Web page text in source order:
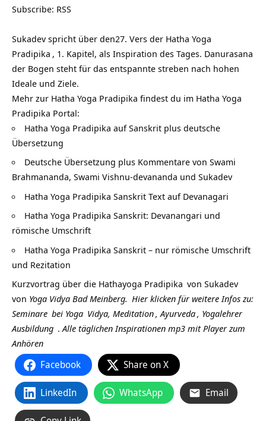
Subscribe: RSS
Sukadev spricht über den27. Vers der Hatha Yoga
Pradipika , 1. Kapitel, als Inspiration des Tages. Danurasana
der Bogen steht für das entspannte streben nach hohen
Ideale und Ziele.
Mehr zur Hatha Yoga Pradipika findest du im Hatha Yoga
Pradipika Portal:
Hatha Yoga Pradipika auf Sanskrit plus deutsche
Übersetzung
Deutsche Übersetzung plus Kommentare von Swami
Brahmananda, Swami Vishnu-devananda und Sukadev
Hatha Yoga Pradipika Sanskrit Text auf Devanagari
Hatha Yoga Pradipika Sanskrit: Devanangari und
römische Umschrift
Hatha Yoga Pradipika Sanskrit – nur römische Umschrift
und Rezitation
Kurzvortrag über die Hathayoga Pradipika von Sukadev
von Yoga Vidya Bad Meinberg. Hier klicken für weitere Infos zu:
Seminare bei Yoga Vidya, Meditation,Ayurveda, Yogalehrer
Ausbildung .Alle täglichen Inspirationen mp3 mit Player zum
Anhören
Facebook Share on X
LinkedIn WhatsApp Email